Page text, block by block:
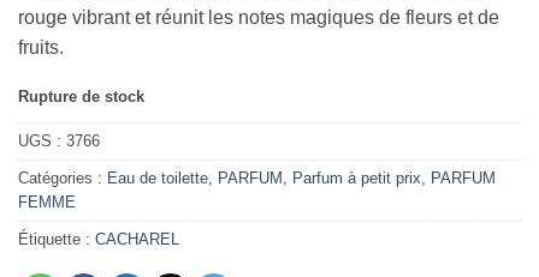
rouge vibrant et réunit les notes magiques de fleurs et de
fruits.
Rupture de stock
UGS : 3766
Catégories : Eau de toilette PARFUM Parfum à petit prix
PARFUM
FEMME
Étiquette : CACHAREL